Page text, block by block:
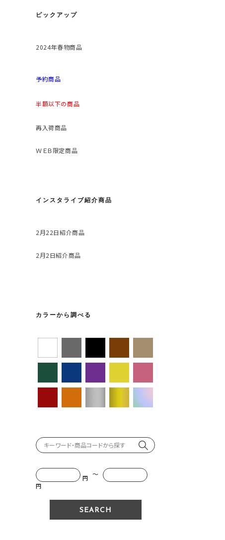
ピックアップ
2024年春物商品
予約商品
半額以下の商品
再入荷商品
ＷＥＢ限定商品
インスタライブ紹介商品
2月22日紹介商品
2月2日紹介商品
カラーから調べる
円 ～
円